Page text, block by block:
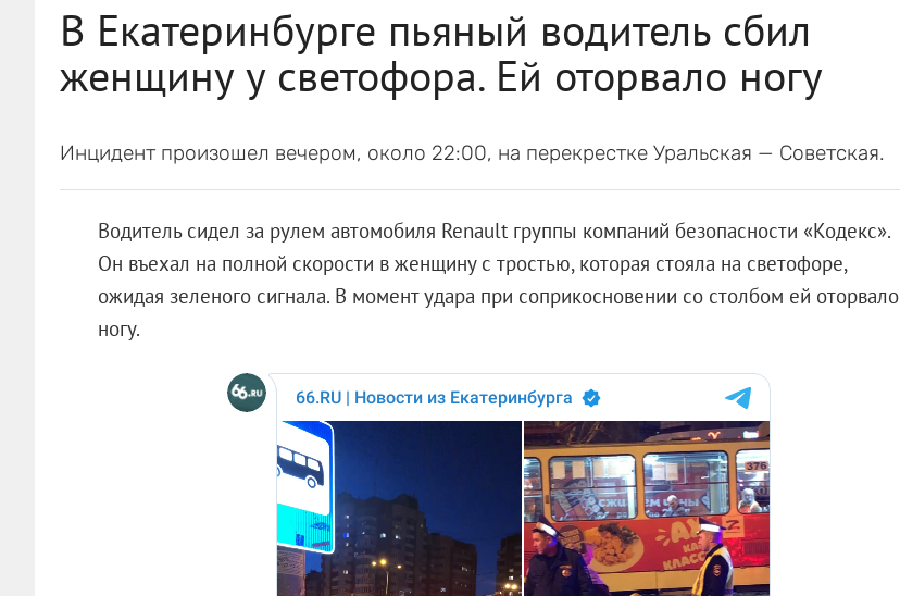
В Екатеринбурге пьяный водитель сбил
женщину у светофора. Ей оторвало ногу
Инцидент произошел вечером, около 22:00, на перекрестке Уральская — Советская.
Водитель сидел за рулем автомобиля Renault группы компаний безопасности «Кодекс».
Он въехал на полной скорости в женщину с тростью, которая стояла на светофоре,
ожидая зеленого сигнала. В момент удара при соприкосновении со столбом ей оторвало
ногу.